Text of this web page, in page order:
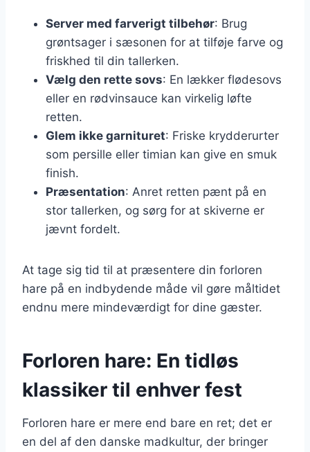
Server med farverigt tilbehør: Brug
grøntsager i sæsonen for at tilføje farve og
friskhed til din tallerken.
Vælg den rette sovs: En lækker flødesovs
eller en rødvinsauce kan virkelig løfte
retten.
Glem ikke garnituret: Friske krydderurter
som persille eller timian kan give en smuk
finish.
Præsentation: Anret retten pænt på en
stor tallerken, og sørg for at skiverne er
jævnt fordelt.
At tage sig tid til at præsentere din forloren
hare på en indbydende måde vil gøre måltidet
endnu mere mindeværdigt for dine gæster.
Forloren hare: En tidløs
klassiker til enhver fest
Forloren hare er mere end bare en ret; det er
en del af den danske madkultur, der bringer